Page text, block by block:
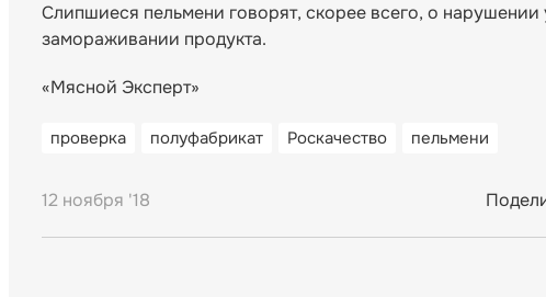
Слипшиеся пельмени говорят, скорее всего, о
замораживании продукта.
«Мясной Эксперт»
проверка полуфабрикат Роскачество пельмени
12 ноября '18